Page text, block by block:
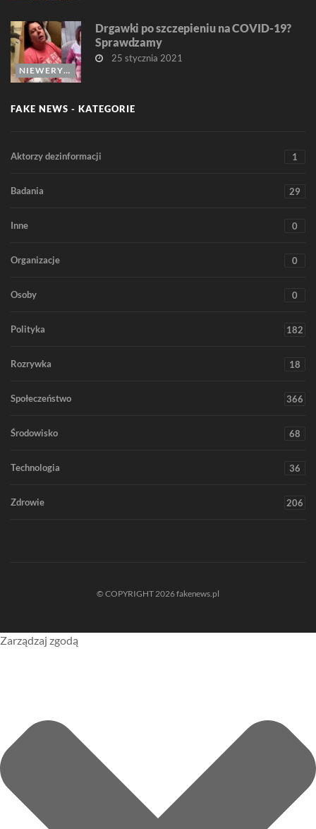
NIEWERYFIKOWALNE
Drgawki po szczepieniu na COVID-19?
Sprawdzamy
25 stycznia 2021
FAKE NEWS - KATEGORIE
Aktorzy dezinformacji 1
Badania 29
Inne 0
Organizacje 0
Osoby 0
Polityka 182
Rozrywka 18
Społeczeństwo 366
Środowisko 68
Technologia 36
Zdrowie 206
© COPYRIGHT 2026 fakenews.pl
Zarządzaj zgodą